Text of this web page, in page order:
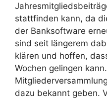
stattfinden kann, da
der Banksoftware
sind seit längerem
klären und hoffen,
Wochen gelingen
dazu bekannt geben.